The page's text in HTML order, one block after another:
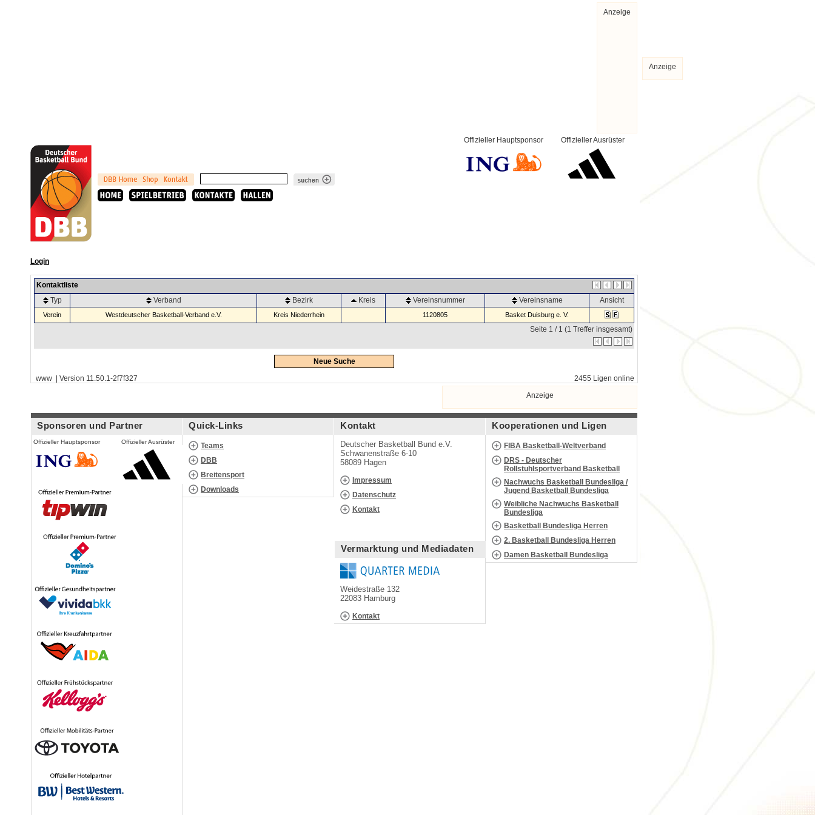
Anzeige
Offizieller Ausrüster
Offizieller Hauptsponsor
Login
Kontaktliste
Typ
Verband Bezirk Kreis Vereinsnummer Vereinsname Ansicht
Verein Westdeutscher Basketball-Verband e.V. Kreis Niederrhein 1120805 Basket Duisburg e. V.
Seite 1 / 1 (1 Treffer insgesamt)
Neue Suche
www | Version 11.50.1-2f7f327
2455 Ligen online
Anzeige
Sponsoren und Partner
Offizieller Hauptsponsor Offizieller Ausrüster
Quick-Links
Teams
DBB
Breitensport
Downloads
Kontakt
Deutscher Basketball Bund e.V.
Schwanenstraße 6-10
58089 Hagen
Impressum
Datenschutz
Kontakt
Vermarktung und Mediadaten
Weidestraße 132
22083 Hamburg
Kontakt
Kooperationen und Ligen
FIBA Basketball-Weltverband
DRS - Deutscher
Rollstuhlsportverband Basketball
Nachwuchs Basketball Bundesliga /
Jugend Basketball Bundesliga
Weibliche Nachwuchs Basketball
Bundesliga
Basketball Bundesliga Herren
2. Basketball Bundesliga Herren
Damen Basketball Bundesliga
Anzeige